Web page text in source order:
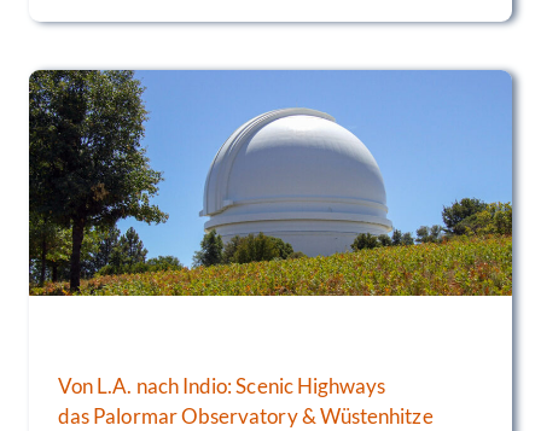
Von L.A. nach Indio: Scenic Highways
das Palormar Observatory & Wüstenhitze